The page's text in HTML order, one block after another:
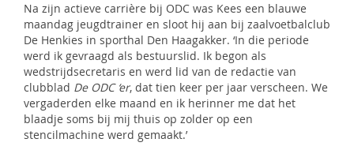
Na zijn actieve carrière bij ODC was Kees een blauwe
maandag jeugdtrainer en sloot hij aan bij zaalvoetbalclub
De Henkies in sporthal Den Haagakker. ‘In die periode
werd ik gevraagd als bestuurslid. Ik begon als
wedstrijdsecretaris en werd lid van de redactie van
clubblad De ODC ‘er, dat tien keer per jaar verscheen. We
vergaderden elke maand en ik herinner me dat het
blaadje soms bij mij thuis op zolder op een
stencilmachine werd gemaakt.’